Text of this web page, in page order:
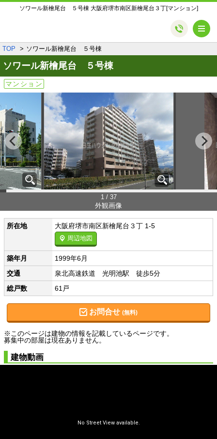
ソワール新檜尾台 ５号棟 大阪府堺市南区新檜尾台３丁[マンション]
TOP ソワール新檜尾台 ５号棟
ソワール新檜尾台 ５号棟
マンション
1 / 37
外観画像
所在地 大阪府堺市南区新檜尾台３丁 1-5
周辺地図
築年月
1999年6月
交通
泉北高速鉄道 光明池駅 徒歩5分
総戸数
61戸
お問合せ (無料)
※このページは建物の情報を記載しているページです。
募集中の部屋は現在ありません。
建物動画